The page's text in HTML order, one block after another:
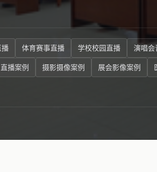
体育赛事直播 学校校园直播 演唱会
播案例 摄影摄像案例 展会影像案例